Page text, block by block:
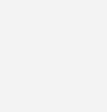
Entlastung 2026